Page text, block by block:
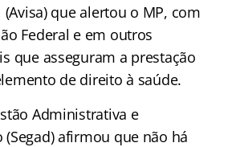
que alertou o MP, com
Federal e em outros
que asseguram a prestação
de direito à saúde.
Administrativa e
(Segad) afirmou que não há